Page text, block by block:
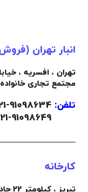
انبار تهران
تهران ، افسریه ،
مجتمع تجاری خانواده
تلفن:
کارخانه